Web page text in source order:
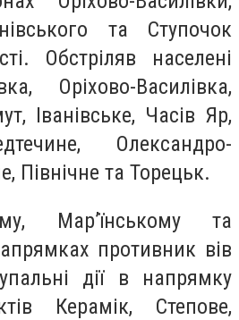
та Ступочок
Обстріляв населені
Оріхово-Василівка,
Іванівське, Часів Яр,
Олександро-
Північне та Торецьк.
Мар’їнському та
противник вів
дії в напрямку
Керамік, Степове,